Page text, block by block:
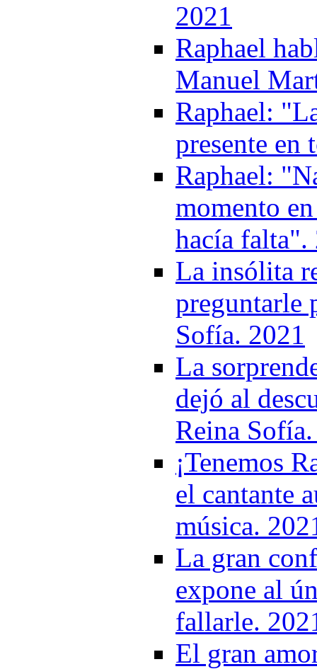
2021
Raphael
Manuel
Raphael:
presente en
Raphael:
momento
hacía falta".
La insólita
preguntarle
Sofía. 2021
La
dejó al
Reina
¡Tenemos
el cantante
música.
La gran
expone al
fallarle.
El gran